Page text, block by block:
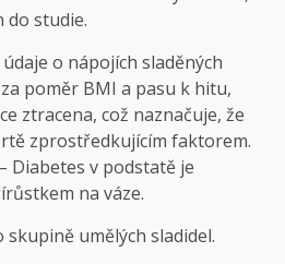
do studie.
o nápojích sladěných
poměr BMI a pasu k hitu,
ztracena, což naznačuje, že
zprostředkujícím faktorem.
Diabetes v podstatě je
na váze.
umělých sladidel.